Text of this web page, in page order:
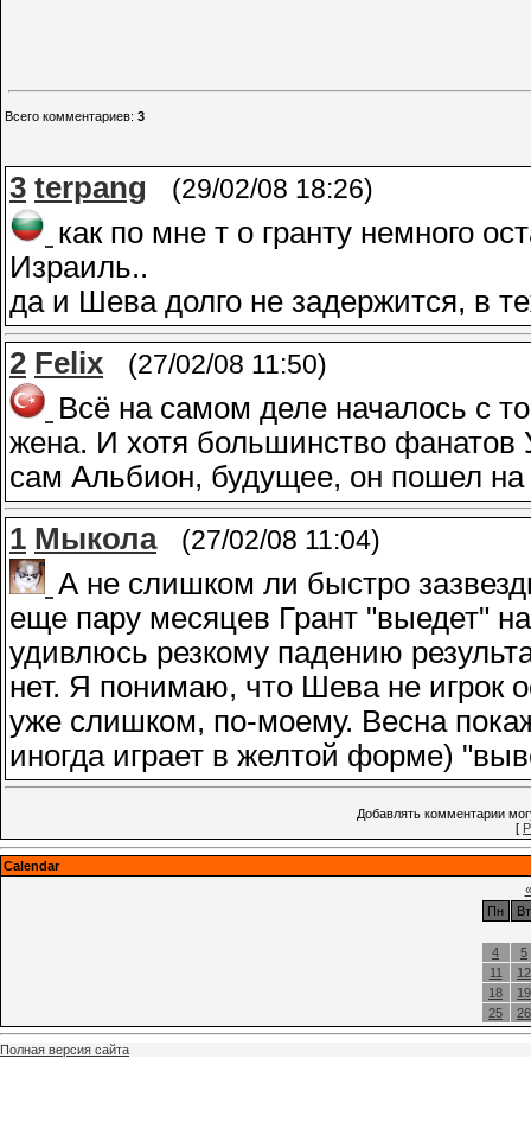
Всего комментариев: 3
3 terpang (29/02/08 18:26)
как по мне т о гранту немного
Израиль..
да и Шева долго не задержится, в
2 Felix (27/02/08 11:50)
Всё на самом деле началось с
жена. И хотя большинство фанатов
сам Альбион, будущее, он пошел на
1 Мыкола (27/02/08 11:04)
А не слишком ли быстро
еще пару месяцев Грант "выедет"
удивлюсь резкому падению
нет. Я понимаю, что Шева не игрок
уже слишком, по-моему. Весна
иногда играет в желтой форме)
Добавлять комментарии
[
Calendar
«
Пн
Вт
4
5
11
12
18
19
25
26
Полная версия сайта